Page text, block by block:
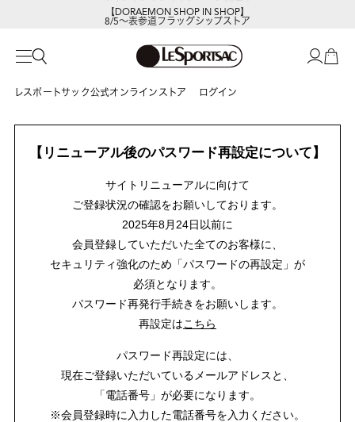
【DORAEMON SHOP IN SHOP】
8/5～表参道フラッグシップストア
レスポートサック公式オンラインストア ログイン
【リニューアル後のパスワード再設定について】
サイトリニューアルに向けて
ご登録状況の確認をお願いしております。
2025年8月24日以前に
会員登録していただいた全てのお客様に、
セキュリティ強化のため「パスワードの再設定」が
必須となります。
パスワード再発行手続きをお願いします。
再設定はこちら
パスワード再設定には、
現在ご登録いただいているメールアドレスと、
「電話番号」が必要になります。
※会員登録時に入力した電話番号を入力ください。